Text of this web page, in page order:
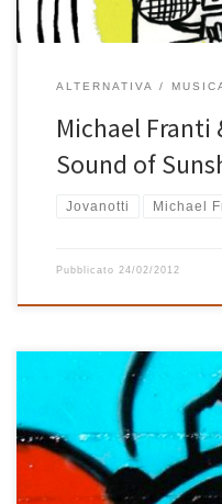
ALTERNATIVA
Michael Franti
Sound of
Jovanotti Michael
Pubblicato 24/02/2012
Vento d’estate cantava Max
qualche anno fa ed è
che nasce questa playlist